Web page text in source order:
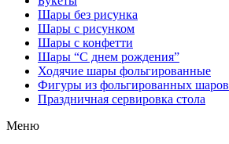
Шары без рисунка
Шары с рисунком
Шары с конфетти
Шары “С днем рождения”
Ходячие шары фольгированные
Фигуры из фольгированных шаров
Праздничная сервировка стола
Меню